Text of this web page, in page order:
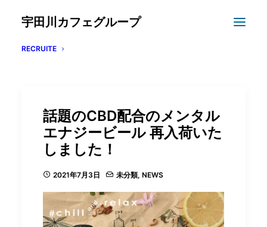
宇田川カフェグループ
RECRUITE
話題のCBD配合のメンタル
エナジービール 再入荷いた
しました！
2021年7月3日 未分類, NEWS